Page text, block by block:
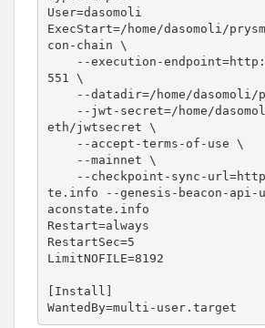
User=dasomoli
ExecStart=/home/dasomoli/
con-chain \
551 \
eth/jwtsecret \
te.info --genesis-beacon-
aconstate.info
Restart=always
RestartSec=5
LimitNOFILE=8192
[Install]
WantedBy=multi-user.target